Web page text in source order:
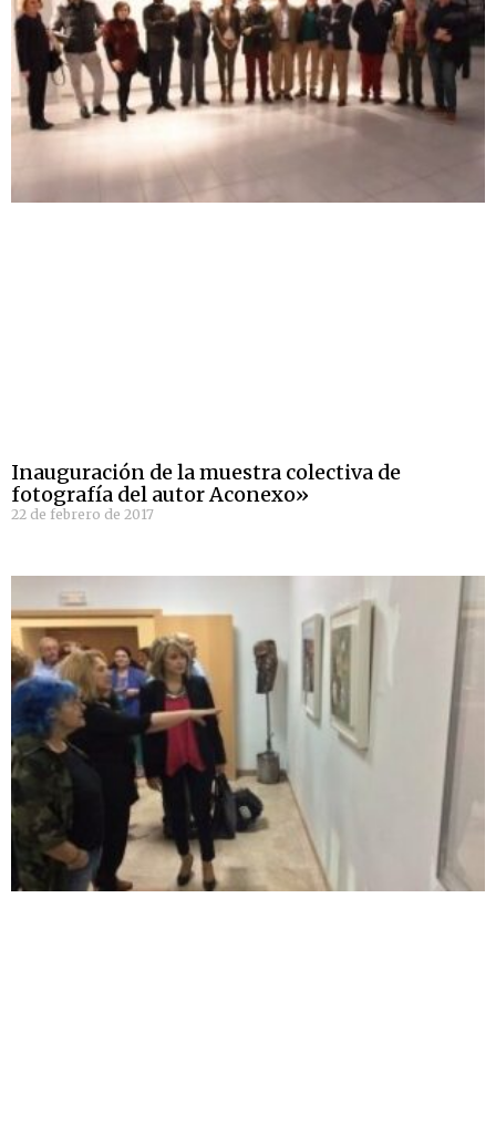
Inauguración de la muestra colectiva de
fotografía del autor Aconexo»
22 de febrero de 2017